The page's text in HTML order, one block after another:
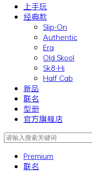
上手玩
经典款
Slip-On
Authentic
Era
Old Skool
Sk8-Hi
Half Cab
新品
联名
型册
官方旗舰店
Premium
联名